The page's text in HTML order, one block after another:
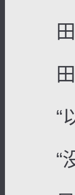
田月
田月
“以
“没